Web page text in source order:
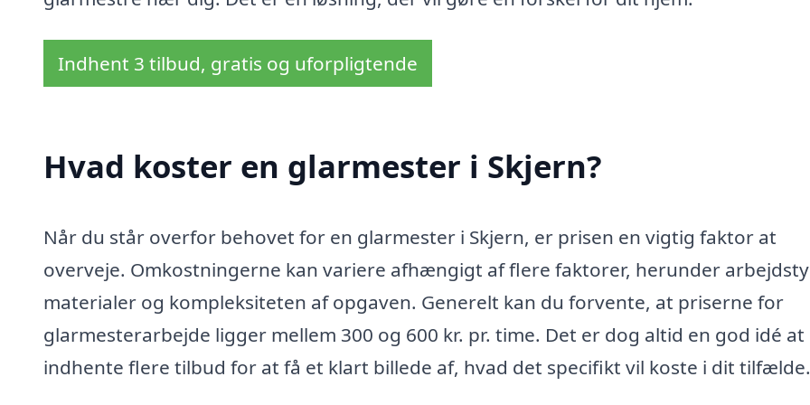
Indhent 3 tilbud, gratis og uforpligtende
Hvad koster en glarmester i Skjern?
Når du står overfor behovet for en glarmester i Skjern, er prisen en vigtig faktor at
overveje. Omkostningerne kan variere afhængigt af flere faktorer, herunder
materialer og kompleksiteten af opgaven. Generelt kan du forvente, at priserne for
glarmesterarbejde ligger mellem 300 og 600 kr. pr. time. Det er dog altid en god idé at
indhente flere tilbud for at få et klart billede af, hvad det specifikt vil koste i dit tilfælde.